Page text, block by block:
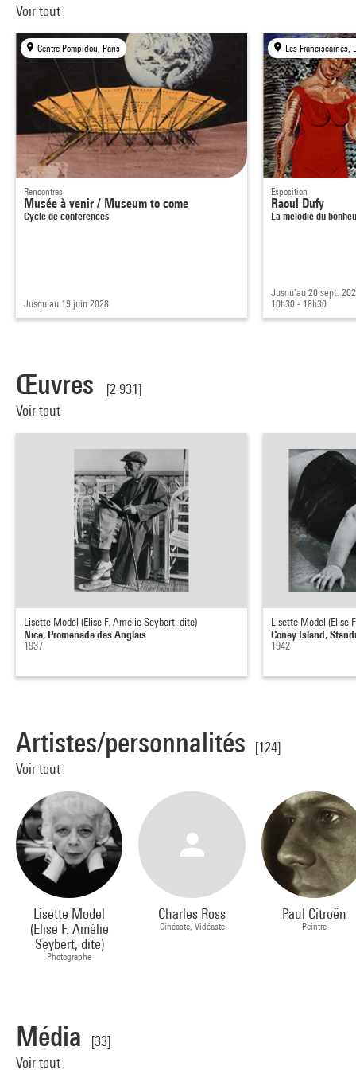
Voir tout
Centre Pompidou, Paris
Rencontres
Musée à venir / Museum to come
Cycle de conférences
Jusqu'au 19 juin 2028
Les Franciscaines,
Exposition
Raoul Dufy
La mélodie du
Jusqu'au 20 sept.
10h30 - 18h30
Œuvres
[2 931]
Voir tout
Lisette Model (Elise F. Amélie Seybert, dite)
Nice, Promenade des Anglais
1937
Lisette Model (Elise
Coney Island,
1942
Artistes/personnalités
[124]
Voir tout
Lisette Model
(Elise F. Amélie
Seybert, dite)
Photographe
Charles Ross
Cinéaste, Vidéaste
Paul Citroën
Peintre
Média
[33]
Voir tout